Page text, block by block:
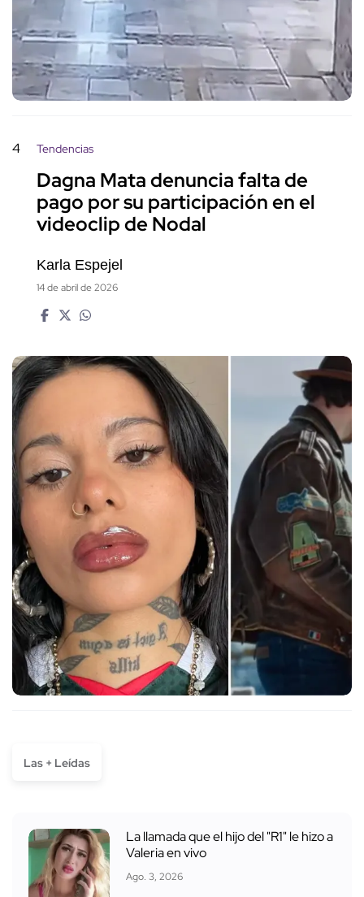
4 Tendencias
Dagna Mata denuncia falta de
pago por su participación en el
videoclip de Nodal
Karla Espejel
14 de abril de 2026
Las + Leídas
La llamada que el hijo del "R1" le hizo a
Valeria en vivo
Ago. 3, 2026